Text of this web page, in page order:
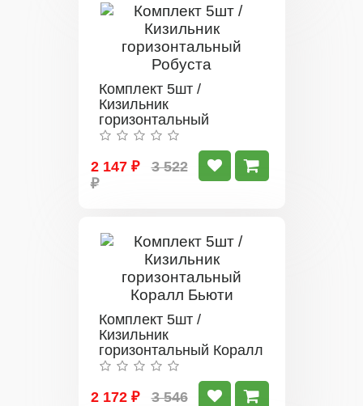
Комплект 5шт /
Кизильник
горизонтальный
Робуста
2 147 ₽
3 522
₽
Комплект 5шт /
Кизильник
горизонтальный Коралл
Бьюти
2 172 ₽
3 546